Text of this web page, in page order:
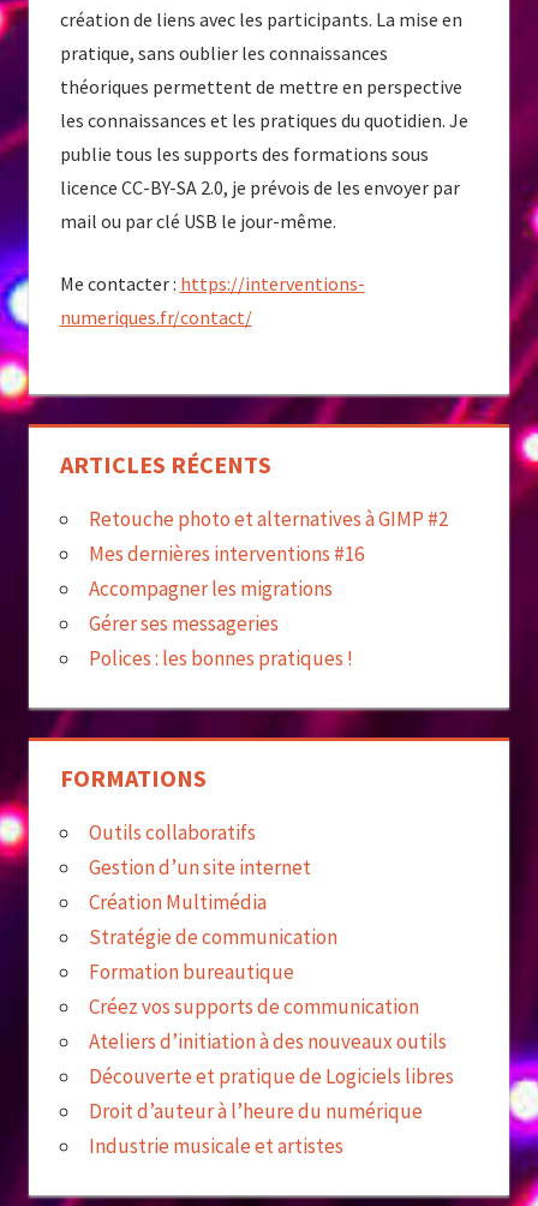
création de liens avec les participants. La mise en
pratique, sans oublier les connaissances
théoriques permettent de mettre en perspective
les connaissances et les pratiques du quotidien. Je
publie tous les supports des formations sous
licence CC-BY-SA 2.0, je prévois de les envoyer par
mail ou par clé USB le jour-même.
Me contacter : https://interventions-
numeriques.fr/contact/
ARTICLES RÉCENTS
Retouche photo et alternatives à GIMP #2
Mes dernières interventions #16
Accompagner les migrations
Gérer ses messageries
Polices : les bonnes pratiques !
FORMATIONS
Outils collaboratifs
Gestion d’un site internet
Création Multimédia
Stratégie de communication
Formation bureautique
Créez vos supports de communication
Ateliers d’initiation à des nouveaux outils
Découverte et pratique de Logiciels libres
Droit d’auteur à l’heure du numérique
Industrie musicale et artistes